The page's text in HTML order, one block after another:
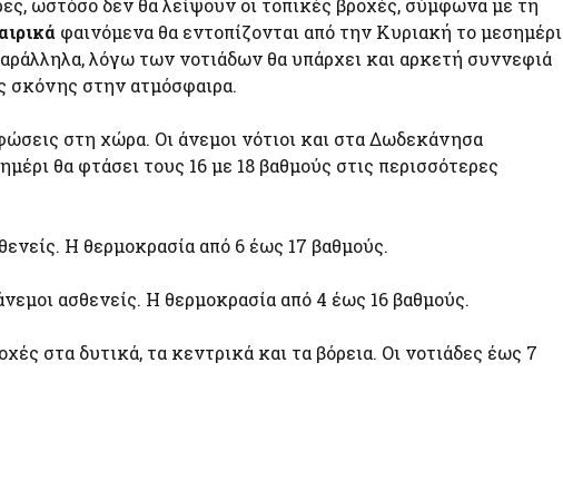
ωστόσο δεν θα λείψουν οι τοπικές βροχές, σύμφωνα με τη
φαινόμενα θα εντοπίζονται από την Κυριακή το μεσημέρι
λόγω των νοτιάδων θα υπάρχει και αρκετή συννεφιά
σκόνης στην ατμόσφαιρα.
στη χώρα. Οι άνεμοι νότιοι και στα Δωδεκάνησα
θα φτάσει τους 16 με 18 βαθμούς στις περισσότερες
Η θερμοκρασία από 6 έως 17 βαθμούς.
ασθενείς. Η θερμοκρασία από 4 έως 16 βαθμούς.
στα δυτικά, τα κεντρικά και τα βόρεια. Οι νοτιάδες έως 7